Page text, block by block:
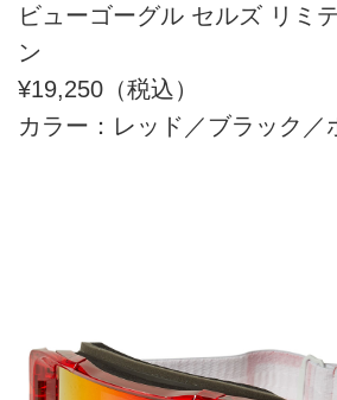
ビューゴーグル セルズ リミ
ン
¥19,250（税込）
カラー：レッド／ブラック／